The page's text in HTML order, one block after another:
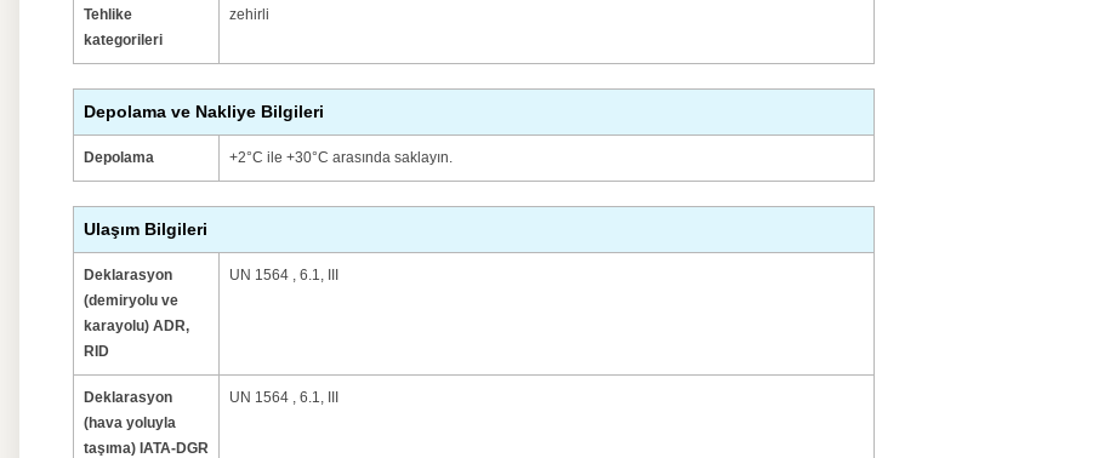
Tehlike
kategorileri
zehirli
Depolama ve Nakliye Bilgileri
Depolama +2°C ile +30°C arasında saklayın.
Ulaşım Bilgileri
Deklarasyon
(demiryolu ve
karayolu) ADR,
RID
UN 1564 , 6.1, III
Deklarasyon
(hava yoluyla
taşıma) IATA-DGR
UN 1564 , 6.1, III